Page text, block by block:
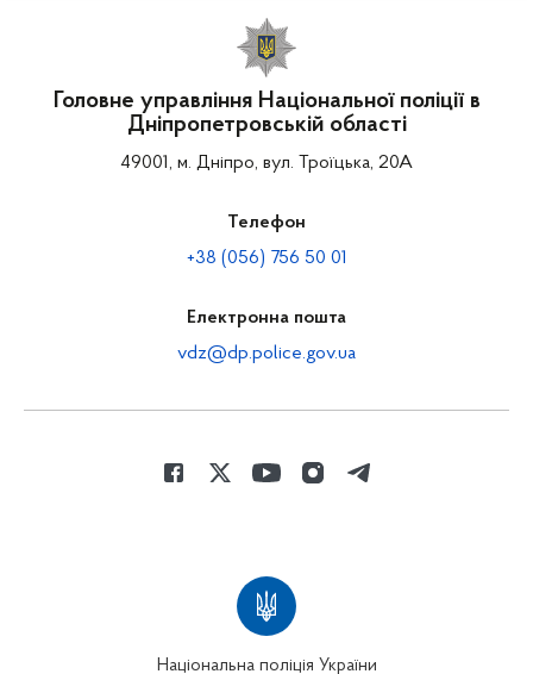
Головне управління Національної поліції в
Дніпропетровській області
49001, м. Дніпро, вул. Троїцька, 20А
Телефон
+38 (056) 756 50 01
Електронна пошта
vdz@dp.police.gov.ua
Національна поліція України